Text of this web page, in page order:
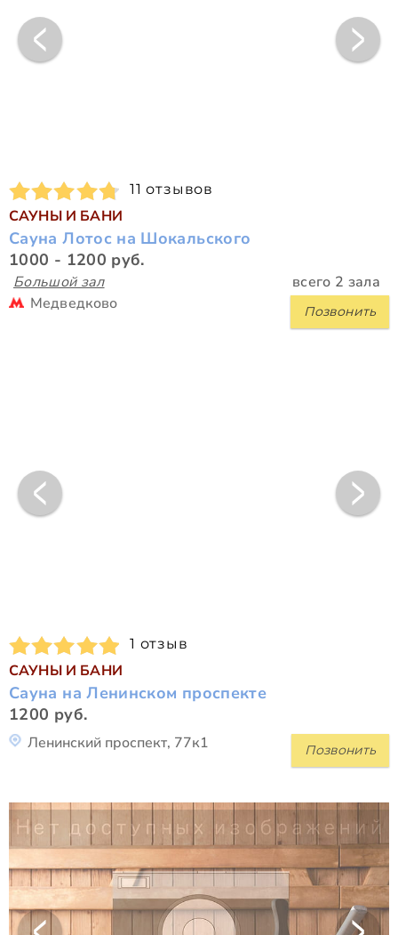
11 отзывов
САУНЫ И БАНИ
Сауна Лотос на Шокальского
1000 - 1200 руб.
Большой зал всего 2 зала
Позвонить
Медведково
1 отзыв
САУНЫ И БАНИ
Сауна на Ленинском проспекте
1200 руб.
Позвонить
Ленинский проспект, 77к1